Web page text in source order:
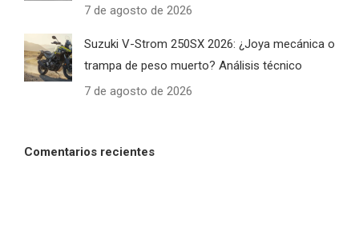
7 de agosto de 2026
Suzuki V-Strom 250SX 2026: ¿Joya mecánica o
trampa de peso muerto? Análisis técnico
7 de agosto de 2026
Comentarios recientes